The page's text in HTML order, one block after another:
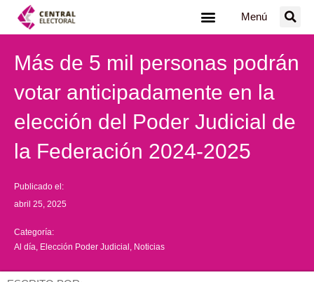
Menú
Más de 5 mil personas podrán
votar anticipadamente en la
elección del Poder Judicial de
la Federación 2024-2025
Publicado el:
abril 25, 2025
Categoría:
Al día Elección Poder Judicial Noticias